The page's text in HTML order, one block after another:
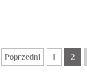
dla
Poprzedni 1 2